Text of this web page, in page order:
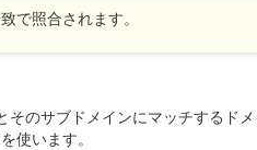
で照合されます。
そのサブドメインにマッチするド
使います。